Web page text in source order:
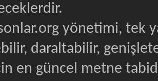
yönetimi, tek
daraltabilir,
en güncel metne